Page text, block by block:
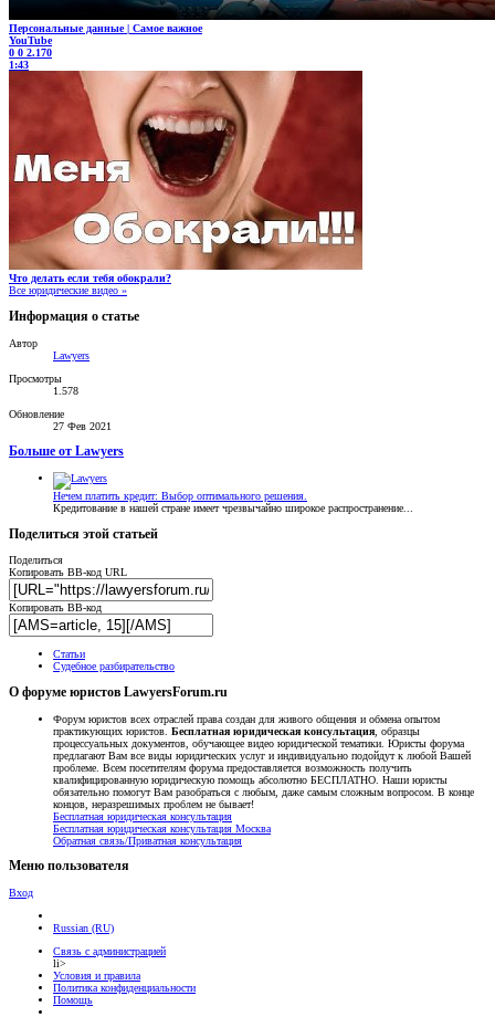
Персональные данные | Самое важное
YouTube
0 0 2.170
1:43
Что делать если тебя обокрали?
Все юридические видео »
Информация о статье
Автор
Lawyers
Просмотры
1.578
Обновление
27 Фев 2021
Больше от Lawyers
Нечем платить кредит: Выбор оптимального решения.
Кредитование в нашей стране имеет чрезвычайно широкое распространение...
Поделиться этой статьей
Поделиться
Копировать BB-код URL
Копировать BB-код
Статьи
Судебное разбирательство
О форуме юристов LawyersForum.ru
Форум юристов всех отраслей права создан для живого общения и обмена опытом
практикующих юристов. Бесплатная юридическая консультация , образцы
процессуальных документов, обучающее видео юридической тематики. Юристы форума
предлагают Вам все виды юридических услуг и индивидуально подойдут к любой Вашей
проблеме. Всем посетителям форума предоставляется возможность получить
квалифицированную юридическую помощь абсолютно БЕСПЛАТНО. Наши юристы
обязательно помогут Вам разобраться с любым, даже самым сложным вопросом. В конце
концов, неразрешимых проблем не бывает!
Бесплатная юридическая консультация
Бесплатная юридическая консультация Москва
Обратная связь/Приватная консультация
Меню пользователя
Вход
Russian (RU)
Связь с администрацией
li>
Условия и правила
Политика конфиденциальности
Помощь